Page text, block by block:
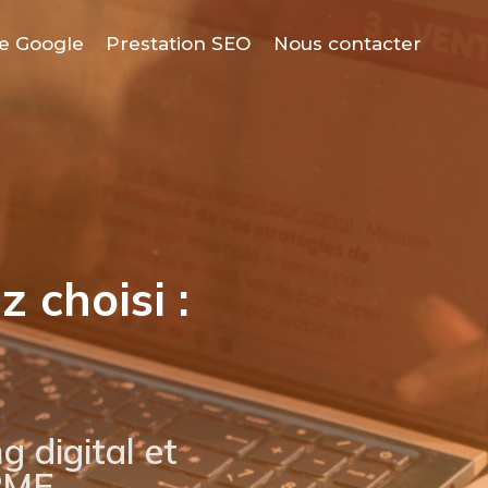
Google Prestation SEO Nous contacter
choisi :
digital et